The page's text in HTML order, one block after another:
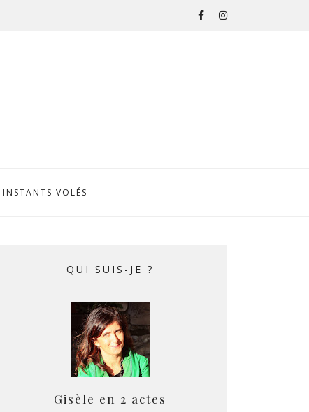
INSTANTS VOLÉS
QUI SUIS-JE ?
Gisèle en 2 actes